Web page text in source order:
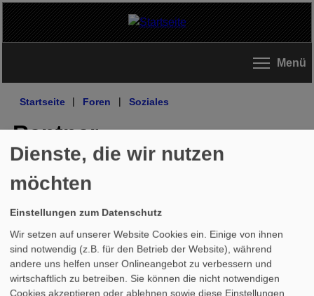
Direkt zum Inhalt
Menü
Startseite Foren Soziales
Rentner
Anmelden
zu verfassen.
Thema Antworten
Antwort
Dienste, die wir nutzen
möchten
Einstellungen zum Datenschutz
Wir setzen auf unserer Website Cookies ein. Einige von ihnen
sind notwendig (z.B. für den Betrieb der Website), während
andere uns helfen unser Onlineangebot zu verbessern und
wirtschaftlich zu betreiben. Sie können die nicht notwendigen
Cookies akzeptieren oder ablehnen sowie diese Einstellungen